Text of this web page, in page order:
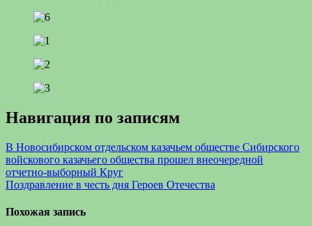
Навигация по записям
В Новосибирском отдельском казачьем обществе Сибирского
войскового казачьего общества прошел внеочередной
отчетно-выборный Круг
Поздравление в честь дня Героев Отечества
Похожая запись